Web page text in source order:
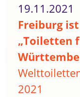
19.11.2021
Freiburg
„Toiletten
2021